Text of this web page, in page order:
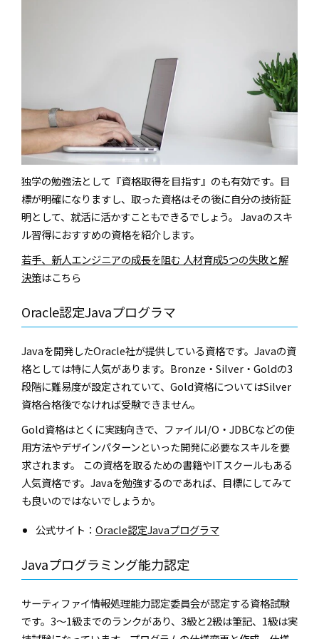
独学の勉強法として『資格取得を目指す』のも有効です。目
標が明確になりますし、取った資格はその後に自分の技術証
明として、就活に活かすこともできるでしょう。 Javaのスキ
ル習得におすすめの資格を紹介します。
若手、新人エンジニアの成長を阻む 人材育成5つの失敗と解
決策はこちら
Oracle認定Javaプログラマ
Javaを開発したOracle社が提供している資格です。Javaの資
格としては特に人気があります。Bronze・Silver・Goldの3
段階に難易度が設定されていて、Gold資格についてはSilver
資格合格後でなければ受験できません。
Gold資格はとくに実践向きで、ファイルI/O・JDBCなどの使
用方法やデザインパターンといった開発に必要なスキルを要
求されます。 この資格を取るための書籍やITスクールもある
人気資格です。Javaを勉強するのであれば、目標にしてみて
も良いのではないでしょうか。
公式サイト： Oracle認定Javaプログラマ
Javaプログラミング能力認定
サーティファイ情報処理能力認定委員会が認定する資格試験
です。3～1級までのランクがあり、3級と2級は筆記、1級は実